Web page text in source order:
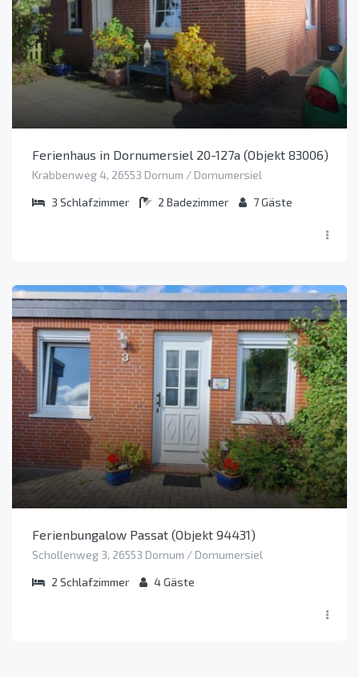
Ferienhaus in Dornumersiel 20-127a (Objekt 83006)
Krabbenweg 4, 26553 Dornum / Dornumersiel
3 Schlafzimmer 2 Badezimmer 7Gäste
Ferienbungalow Passat (Objekt 94431)
Schollenweg 3, 26553 Dornum / Dornumersiel
2 Schlafzimmer 4Gäste